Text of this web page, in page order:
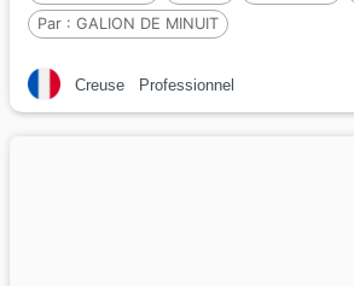
Par : GALION DE MINUIT
Creuse Professionnel